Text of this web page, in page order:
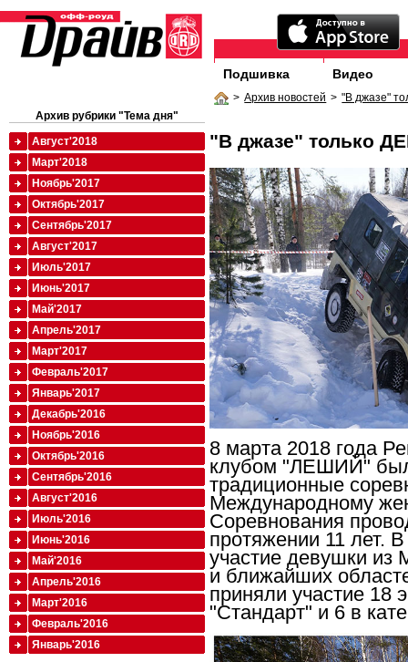
Подшивка Видео
> Архив новостей > "В джазе"
"В джазе" только
8 марта 2018 года
клубом "ЛЕШИЙ"
традиционные
Международному
Соревнования
протяжении 11 лет.
участие девушки из
и ближайших
приняли участие 18
"Стандарт" и 6 в
Архив рубрики "Тема дня"
Август'2018
Март'2018
Ноябрь'2017
Октябрь'2017
Сентябрь'2017
Август'2017
Июль'2017
Июнь'2017
Май'2017
Апрель'2017
Март'2017
Февраль'2017
Январь'2017
Декабрь'2016
Ноябрь'2016
Октябрь'2016
Сентябрь'2016
Август'2016
Июль'2016
Июнь'2016
Май'2016
Апрель'2016
Март'2016
Февраль'2016
Январь'2016